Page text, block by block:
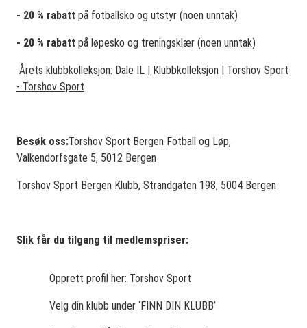
- 20 % rabatt på fotballsko og utstyr (noen unntak)
- 20 % rabatt på løpesko og treningsklær (noen unntak)
Årets klubbkolleksjon: Dale IL | Klubbkolleksjon | Torshov Sport
- Torshov Sport
Besøk oss:Torshov Sport Bergen Fotball og Løp,
Valkendorfsgate 5, 5012 Bergen
Torshov Sport Bergen Klubb, Strandgaten 198, 5004 Bergen
Slik får du tilgang til medlemspriser:
Opprett profil her: Torshov Sport
Velg din klubb under ‘FINN DIN KLUBB’